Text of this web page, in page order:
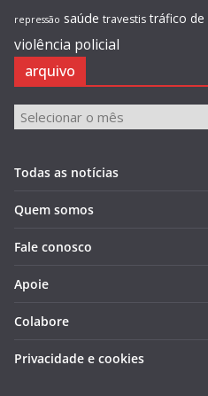
repressão saúde travestis tráfico de
violência policial
arquivo
arquivo
Todas as notícias
Quem somos
Fale conosco
Apoie
Colabore
Privacidade e cookies